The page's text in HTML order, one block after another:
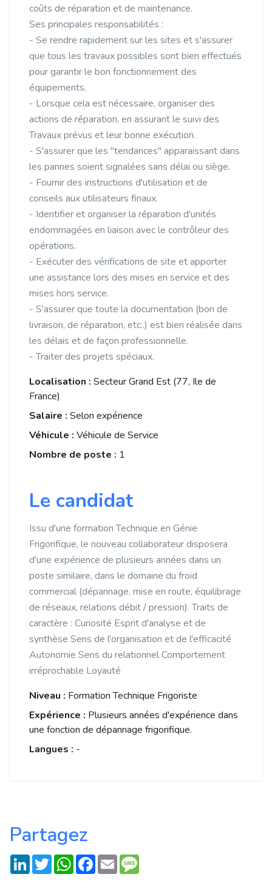
coûts de réparation et de maintenance.
Ses principales responsabilités :
- Se rendre rapidement sur les sites et s'assurer
que tous les travaux possibles sont bien effectués
pour garantir le bon fonctionnement des
équipements.
- Lorsque cela est nécessaire, organiser des
actions de réparation, en assurant le suivi des
Travaux prévus et leur bonne exécution.
- S'assurer que les "tendances" apparaissant dans
les pannes soient signalées sans délai ou siège.
- Fournir des instructions d'utilisation et de
conseils aux utilisateurs finaux.
- Identifier et organiser la réparation d'unités
endommagées en liaison avec le contrôleur des
opérations.
- Exécuter des vérifications de site et apporter
une assistance lors des mises en service et des
mises hors service.
- S'assurer que toute la documentation (bon de
livraison, de réparation, etc..) est bien réalisée dans
les délais et de façon professionnelle.
- Traiter des projets spéciaux.
Localisation : Secteur Grand Est (77, Ile de
France)
Salaire : Selon expérience
Véhicule : Véhicule de Service
Nombre de poste : 1
Le candidat
Issu d'une formation Technique en Génie
Frigorifique, le nouveau collaborateur disposera
d'une expérience de plusieurs années dans un
poste similaire, dans le domaine du froid
commercial (dépannage, mise en route, équilibrage
de réseaux, relations débit / pression). Traits de
caractère : Curiosité Esprit d'analyse et de
synthèse Sens de l'organisation et de l'efficacité
Autonomie Sens du relationnel Comportement
irréprochable Loyauté
Niveau : Formation Technique Frigoriste
Expérience : Plusieurs années d'expérience dans
une fonction de dépannage frigorifique.
Langues : -
Partagez
LinkedInTwitterWhatsApp
Facebook
Email